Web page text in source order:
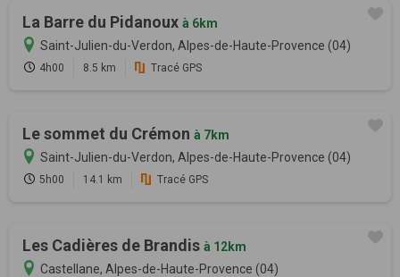
La Barre du Pidanoux à 6km
Saint-Julien-du-Verdon, Alpes-de-Haute-Provence (04)
4h00 8.5 km Tracé GPS
Le sommet du Crémon à 7km
Saint-Julien-du-Verdon, Alpes-de-Haute-Provence (04)
5h00 14.1 km Tracé GPS
Les Cadières de Brandis à 12km
Castellane, Alpes-de-Haute-Provence (04)